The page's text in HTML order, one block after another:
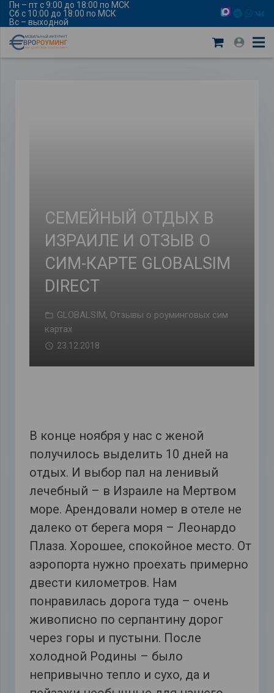
Пн – пт с 9:00 до 18:00 по МСК
Сб с 10:00 до 18:00 по МСК
Вс – выходной
СЕМЕЙНЫЙ ОТДЫХ В
ИЗРАИЛЕ И ОТЗЫВ О
СИМ-КАРТЕ GLOBALSIM
DIRECT
GLOBALSIM, Отзывы о роуминговых сим
картах
23.12.2018
В конце ноября у нас с женой
получилось выделить 10 дней на
отдых. И выбор пал на ленивый
лечебный – в Израиле на Мертвом
море. Арендовали номер в отеле не
далеко от берега моря – Леонардо
Плаза. Хорошее, спокойное место. От
аэропорта нужно проехать примерно
двести километров. Нам
понравилась дорога туда – очень
живописно по серпантину дорог
через горы и пустыни. После
холодной Родины – было
непривычно тепло и сухо, да и